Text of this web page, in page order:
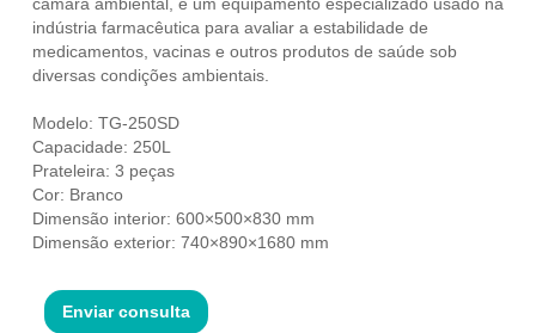
indústria farmacêutica para avaliar a estabilidade de
medicamentos, vacinas e outros produtos de saúde sob
diversas condições ambientais.
Modelo: TG-250SD
Capacidade: 250L
Prateleira: 3 peças
Cor: Branco
Dimensão interior: 600×500×830 mm
Dimensão exterior: 740×890×1680 mm
Enviar consulta